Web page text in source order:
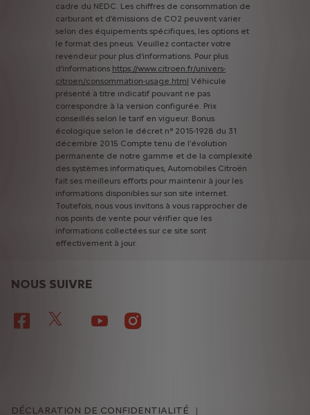
cadre du NEDC. Les chiffres de consommation de
carburant et d’émissions de CO2 peuvent varier
selon des équipements spécifiques, les options et
le format des pneus. Veuillez contacter votre
revendeur pour plus d'informations. Pour plus
d'informations https://www.citroen.fr/univers-
citroen/consommation-usage.html Véhicule
présenté à titre indicatif pouvant ne pas
correspondre à la version configurée. Prix
conseillés selon le tarif en vigueur. Bonus
écologique selon le décret n° 2015-1928 du 31
décembre 2015 Compte tenu de l'évolution
permanente de notre gamme et de la complexité
des systèmes informatiques, Automobiles Citroën
fait ses meilleurs efforts pour maintenir à jour les
informations disponibles sur son site internet.
Toutefois, nous vous invitons à vous rapprocher de
nos points de vente pour vérifier que les
informations collectées sur ce site sont
effectivement à jour.
NOUS SUIVRE
DÉCLARATION DE CONFIDENTIALITÉ